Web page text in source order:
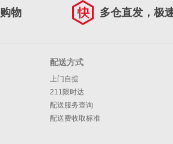
物 多仓直发，极
配送方式
上门自提
211限时达
配送服务查询
配送费收取标准